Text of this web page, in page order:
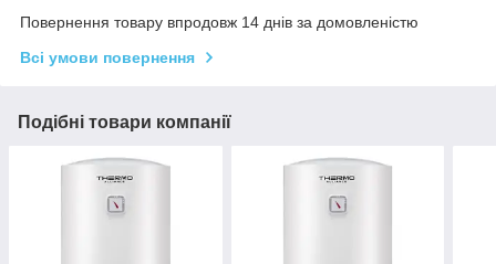
Повернення товару впродовж 14 днів за домовленістю
Всі умови повернення
Подібні товари компанії